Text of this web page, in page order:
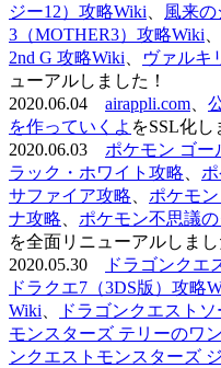
ジー12）攻略Wiki
風来
3（MOTHER3）攻略Wiki
2nd G 攻略Wiki
ヴァルキ
ューアルしました！
2020.06.04 airappli.com
を作っていくよ をSSL化し
2020.06.03 ポケモン ゴー
ラック・ホワイト攻略
サファイア攻略
ポケモ
ナ攻略
ポケモン不思議
を全面リニューアルしまし
2020.05.30
ドラゴンクエ
ドラクエ7（3DS版）攻略
Wiki
ドラゴンクエスト
モンスターズ テリーのワ
ンクエストモンスターズ